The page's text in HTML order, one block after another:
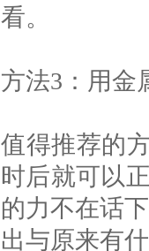
看。
方法3：用金
值得推荐的
时后就可以
的力不在话
出与原来有